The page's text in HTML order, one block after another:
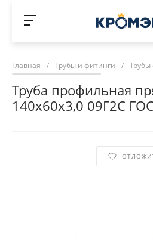
Главная / Трубы и фитинги / Трубы
Труба профильная
140х60х3,0 09Г2С